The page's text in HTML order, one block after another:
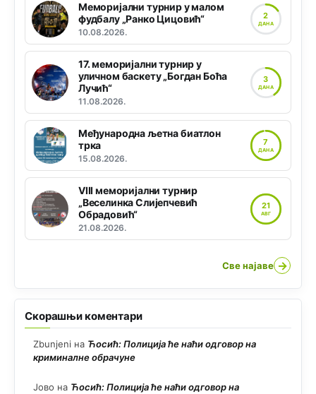
Меморијални турнир у малом
фудбалу „Ранко Цицовић“
10.08.2026.
2
ДАНА
17. меморијални турнир у
уличном баскету „Богдан Боћа
Лучић“
11.08.2026.
3
ДАНА
Међународна љетна биатлон
трка
15.08.2026.
7
ДАНА
VIII меморијални турнир
„Веселинка Слијепчевић
Обрадовић“
21.08.2026.
21
АВГ
Све најаве →
Скорашњи коментари
Zbunjeni на Ћосић: Полиција ће наћи одговор на
криминалне обрачуне
Јово на Ћосић: Полиција ће наћи одговор на